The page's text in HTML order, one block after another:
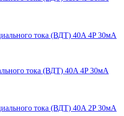
тока (ВДТ) 40A 4P 30мА